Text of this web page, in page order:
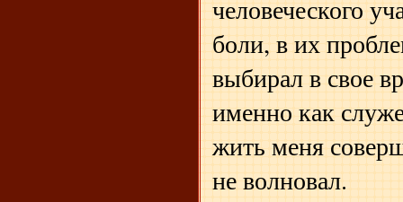
человеческого
боли, в их
выбирал в свое
именно как
жить меня
не волновал.